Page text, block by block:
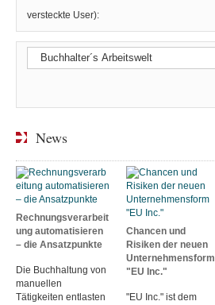
versteckte User):
News
Rechnungsverarbeit
ung automatisieren
– die Ansatzpunkte
Die Buchhaltung von
manuellen
Tätigkeiten entlasten
Chancen und
Risiken der neuen
Unternehmensform
"EU Inc."
"EU Inc." ist dem